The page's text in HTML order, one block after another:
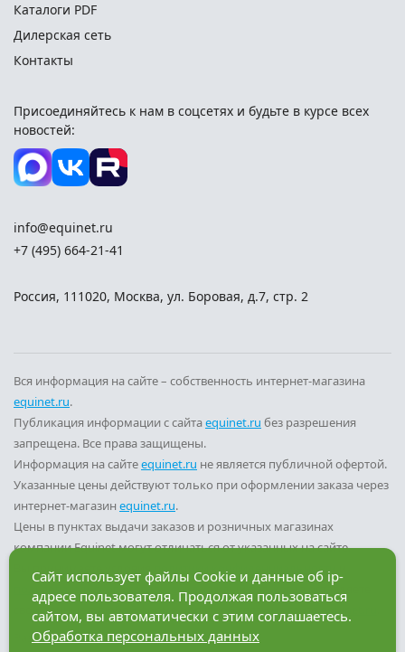
Каталоги PDF
Дилерская сеть
Контакты
Присоединяйтесь к нам в соцсетях и будьте в курсе всех
новостей:
info@equinet.ru
+7 (495) 664-21-41
Россия, 111020, Москва, ул. Боровая, д.7, стр. 2
Вся информация на сайте – собственность интернет-магазина
equinet.ru.
Публикация информации с сайтаequinet.ru без разрешения
запрещена. Все права защищены.
Информация на сайтеequinet.ru не является публичной офертой.
Указанные цены действуют только при оформлении заказа через
интернет-магазин equinet.ru.
Цены в пунктах выдачи заказов и розничных магазинах
компании Equinet могут отличаться от указанных на сайте.
Вы принимаете условия
политики конфиденциальности
пользовательского соглашения
каждый раз, когда оставляете
свои данные в любой форме обратной связи на сайте
Разработка сайта — компания «Факт»
Сайт использует файлы Cookie и данные об ip-
адресе пользователя. Продолжая пользоваться
сайтом, вы автоматически с этим соглашаетесь.
Обработка персональных данных